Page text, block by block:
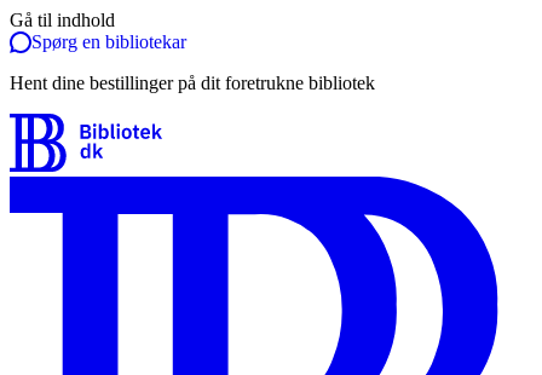
Gå til indhold
Spørg en bibliotekar
Hent dine bestillinger på dit foretrukne bibliotek